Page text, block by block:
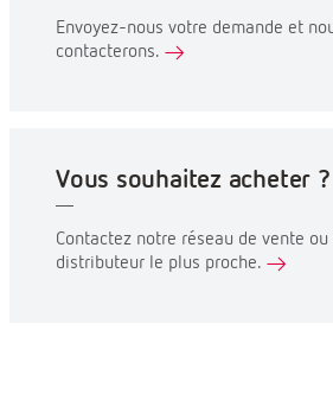
Envoyez-nous votre demande et
contacterons.
Vous souhaitez acheter ?
Contactez notre réseau de vente
distributeur le plus proche.